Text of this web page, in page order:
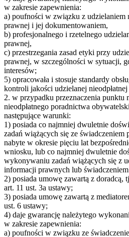
w zakresie zapewnienia:
a) poufności w związku z udzielaniem
prawnej i jej dokumentowaniem,
b) profesjonalnego i rzetelnego
prawnej,
c) przestrzegania zasad etyki przy
prawnej, w szczególności w sytuacji,
interesów;
5) opracowała i stosuje standardy
kontroli jakości udzielanej
2. w przypadku przeznaczenia punktu
nieodpłatnego poradnictwa
następujące warunki:
1) posiada co najmniej dwuletnie
zadań wiążących się ze
nabyte w okresie pięciu lat
wniosku, lub co najmniej dwuletnie
wykonywaniu zadań wiążących się z
informacji prawnych lub
2) posiada umowę zawartą z doradcą,
art. 11 ust. 3a ustawy;
3) posiada umowę zawartą z
ust. 6 ustawy;
4) daje gwarancję należytego
w zakresie zapewnienia:
a) poufności w związku ze